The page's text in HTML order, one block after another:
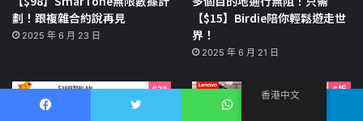
劃！跟複雜合約說再見
2025 年 6 月 23 日
【$15】Birdie陪你輕鬆遊走世
界！
2025 年 6 月 21 日
香港中文